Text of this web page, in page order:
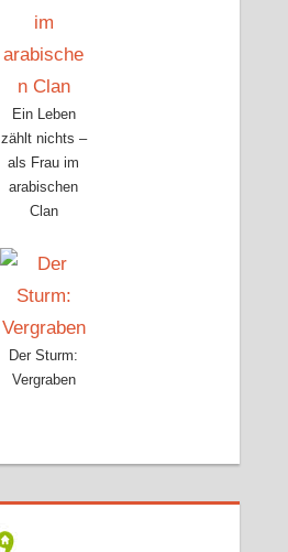
Ein Leben
zählt nichts –
als Frau im
arabischen
Clan
Der Sturm:
Vergraben